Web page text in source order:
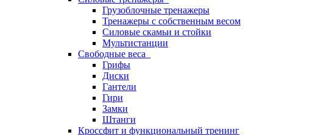
Грузоблочные тренажеры
Тренажеры с собственным весом
Силовые скамьи и стойки
Мультистанции
Свободные веса
Грифы
Диски
Гантели
Гири
Замки
Штанги
Кроссфит и функциональный тренинг